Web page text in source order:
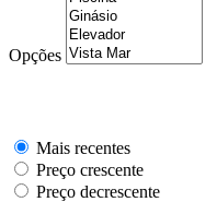
Opções
Mais recentes
Preço crescente
Preço decrescente